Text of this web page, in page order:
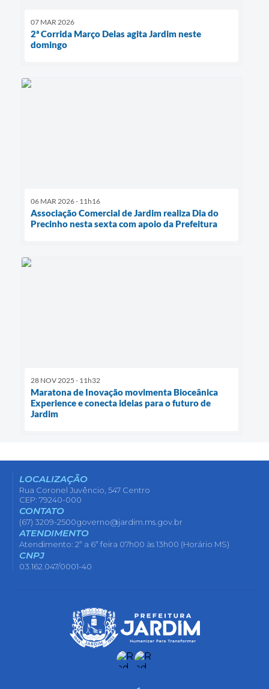
07 MAR 2026
2ª Corrida Março Delas agita Jardim neste
domingo
06 MAR 2026 - 11h16
Associação Comercial de Jardim realiza Dia do
Precinho nesta sexta com apoio da Prefeitura
28 NOV 2025 - 11h32
Maratona de Inovação movimenta Bioceânica
Experience e conecta ideias para o futuro de
Jardim
LOCALIZAÇÃO
Rua Coronel Juvêncio, 547 Centro
CEP: 79240-000
CONTATO
(67) 3209-2500governo@jardim.ms.gov.br
ATENDIMENTO
Atendimento: 2ª a 6ª feira 07h00 às 13h00 (Horário MS)
CNPJ
03.162.047/0001-40